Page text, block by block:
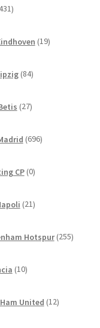
izdelkov
19izdelkov
84izdelkov
27izdelkov
696izdelkov
CP 0izdelkov
21izdelkov
Hotspur 255
10izdelkov
United 12izdelkov